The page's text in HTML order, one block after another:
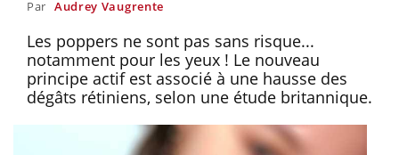
Par Audrey Vaugrente
Les poppers ne sont pas sans risque...
notamment pour les yeux ! Le nouveau
principe actif est associé à une hausse des
dégâts rétiniens, selon une étude britannique.